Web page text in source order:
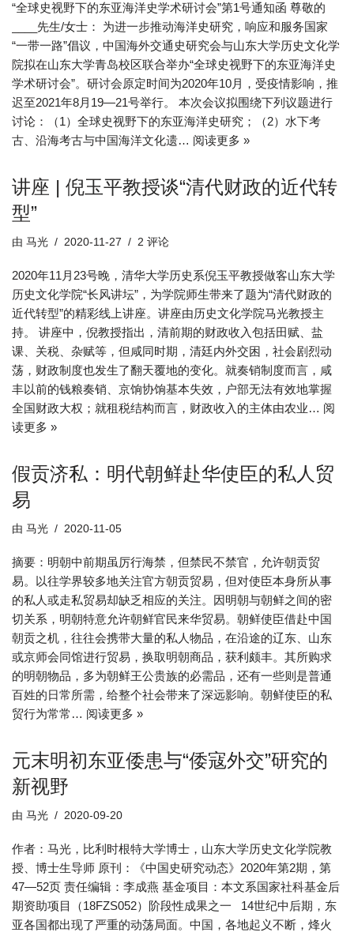
“全球史视野下的东亚海洋史学术研讨会”第1号通知函 尊敬的
____先生/女士： 为进一步推动海洋史研究，响应和服务国家
“一带一路”倡议，中国海外交通史研究会与山东大学历史文化学
院拟在山东大学青岛校区联合举办“全球史视野下的东亚海洋史
学术研讨会”。研讨会原定时间为2020年10月，受疫情影响，推
迟至2021年8月19—21号举行。 本次会议拟围绕下列议题进行
讨论：（1）全球史视野下的东亚海洋史研究；（2）水下考
古、沿海考古与中国海洋文化遗… 阅读更多 »
讲座 | 倪玉平教授谈“清代财政的近代转
型”
由 马光 2020-11-27 2 评论
2020年11月23号晚，清华大学历史系倪玉平教授做客山东大学
历史文化学院“长风讲坛”，为学院师生带来了题为“清代财政的
近代转型”的精彩线上讲座。讲座由历史文化学院马光教授主
持。 讲座中，倪教授指出，清前期的财政收入包括田赋、盐
课、关税、杂赋等，但咸同时期，清廷内外交困，社会剧烈动
荡，财政制度也发生了翻天覆地的变化。就奏销制度而言，咸
丰以前的钱粮奏销、京饷协饷基本失效，户部无法有效地掌握
全国财政大权；就租税结构而言，财政收入的主体由农业… 阅
读更多 »
假贡济私：明代朝鲜赴华使臣的私人贸
易
由 马光 2020-11-05
摘要：明朝中前期虽厉行海禁，但禁民不禁官，允许朝贡贸
易。以往学界较多地关注官方朝贡贸易，但对使臣本身所从事
的私人或走私贸易却缺乏相应的关注。因明朝与朝鲜之间的密
切关系，明朝特意允许朝鲜官民来华贸易。朝鲜使臣借赴中国
朝贡之机，往往会携带大量的私人物品，在沿途的辽东、山东
或京师会同馆进行贸易，换取明朝商品，获利颇丰。其所购求
的明朝物品，多为朝鲜王公贵族的必需品，还有一些则是普通
百姓的日常所需，给整个社会带来了深远影响。朝鲜使臣的私
贸行为常常… 阅读更多 »
元末明初东亚倭患与“倭寇外交”研究的
新视野
由 马光 2020-09-20
作者：马光，比利时根特大学博士，山东大学历史文化学院教
授、博士生导师 原刊：《中国史研究动态》2020年第2期，第
47—52页 责任编辑：李成燕 基金项目：本文系国家社科基金后
期资助项目（18FZS052）阶段性成果之一 14世纪中后期，东
亚各国都出现了严重的动荡局面。中国，各地起义不断，烽火